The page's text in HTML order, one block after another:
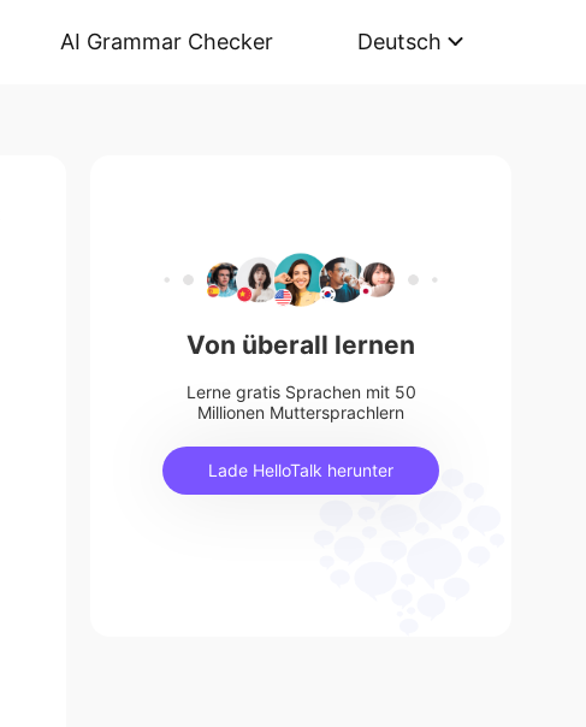
AI Grammar Checker Deutsch
Von überall lernen
Lerne gratis Sprachen mit 50
Millionen Muttersprachlern
Lade HelloTalk herunter